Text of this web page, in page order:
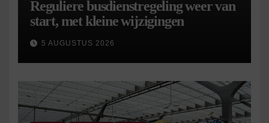
Reguliere busdienstregeling weer van
start, met kleine wijzigingen
5 AUGUSTUS 2026